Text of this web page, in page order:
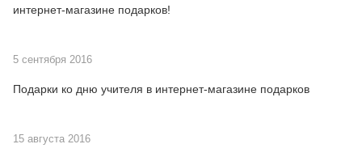
интернет-магазине подарков!
5 сентября 2016
Подарки ко дню учителя в интернет-магазине подарков
15 августа 2016